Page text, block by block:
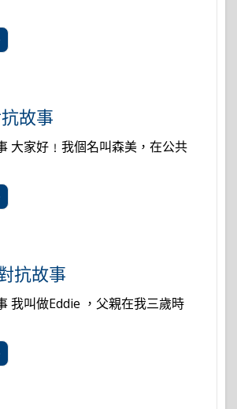
故事
大家好﹗我個名叫森美，在公共
抗故事
我叫做Eddie ，父親在我三歲時